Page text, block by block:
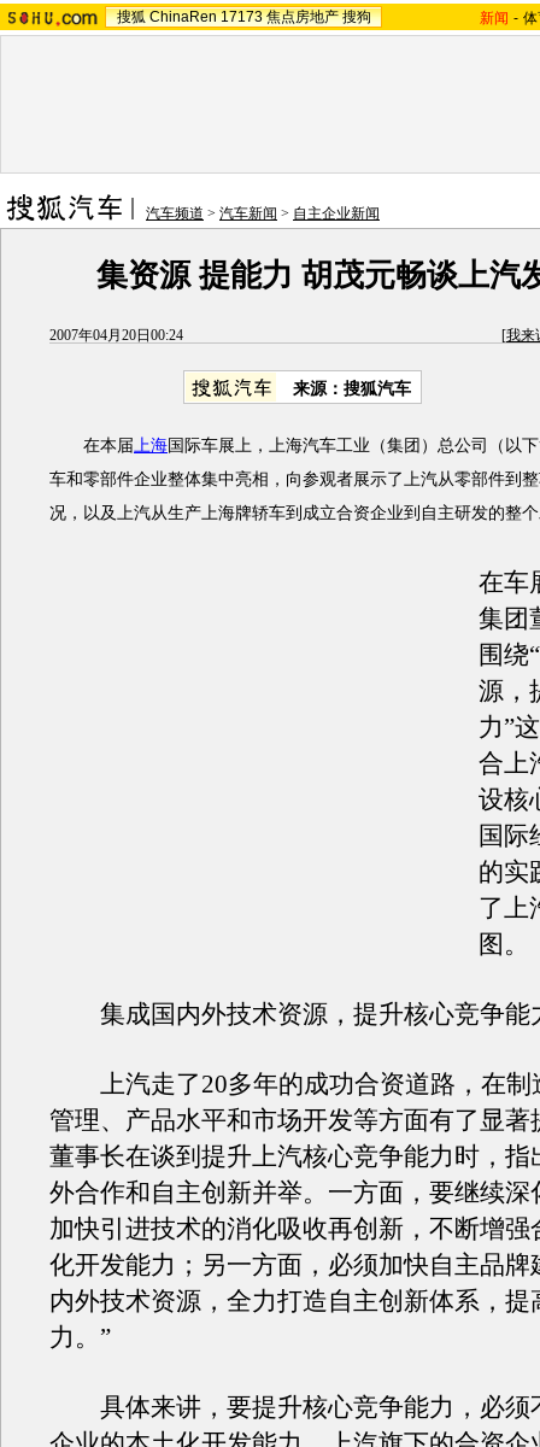
搜狐 ChinaRen 17173 焦点房地产 搜狗 新闻 -
汽车频道 > 汽车新闻 > 自主企业新闻
集资源 提能力 胡茂元畅谈上汽
2007年04月20日00:24 [我来
来源：搜狐汽车
在本届上海国际车展上，上海汽车工业（集团）总公司（以
车和零部件企业整体集中亮相，向参观者展示了上汽从零部件到
况，以及上汽从生产上海牌轿车到成立合资企业到自主研发的整
在车
集团
围绕
源，
力”
合上
设核
国际
的实
了上
图。
集成国内外技术资源，提升核心竞争能
上汽走了20多年的成功合资道路，在制
管理、产品水平和市场开发等方面有了显著
董事长在谈到提升上汽核心竞争能力时，指
外合作和自主创新并举。一方面，要继续深
加快引进技术的消化吸收再创新，不断增强
化开发能力；另一方面，必须加快自主品牌
内外技术资源，全力打造自主创新体系，提
力。”
具体来讲，要提升核心竞争能力，必须